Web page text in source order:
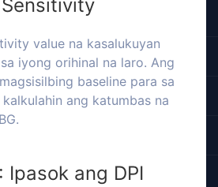
value na kasalukuyan
iyong orihinal na laro. Ang
baseline para sa
ang katumbas na
Ipasok ang DPI